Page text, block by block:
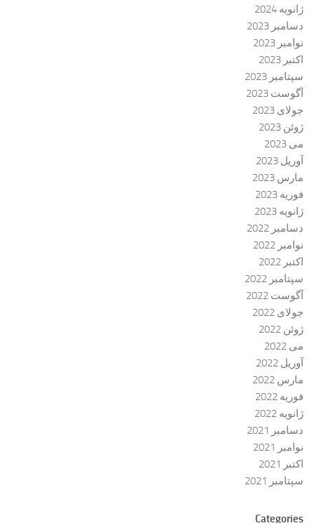
ژانویه 2024
دسامبر 2023
نوامبر 2023
اکتبر 2023
سپتامبر 2023
آگوست 2023
جولای 2023
ژوئن 2023
می 2023
آوریل 2023
مارس 2023
فوریه 2023
ژانویه 2023
دسامبر 2022
نوامبر 2022
اکتبر 2022
سپتامبر 2022
آگوست 2022
جولای 2022
ژوئن 2022
می 2022
آوریل 2022
مارس 2022
فوریه 2022
ژانویه 2022
دسامبر 2021
نوامبر 2021
اکتبر 2021
سپتامبر 2021
Categories